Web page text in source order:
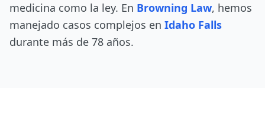
medicina como la ley. En Browning Law, hemos
manejado casos complejos en Idaho Falls
durante más de 78 años.